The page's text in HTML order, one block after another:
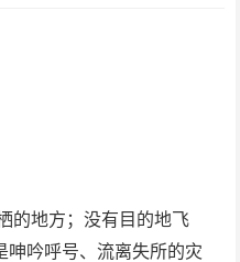
的地方；没有目的地飞
呻吟呼号、流离失所的灾